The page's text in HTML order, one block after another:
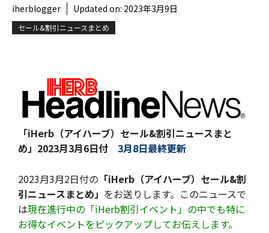
iherblogger Updated on: 2023年3月9日
セール&割引ニュースまとめ
「iHerb（アイハーブ）セール&割引ニュースまと
め」 2023月3月6日付 3月8日最終更新
2023月3月2日付の 「iHerb（アイハーブ）セール&割
引ニュースまとめ」 をお送りします。このニュースで
は現在進行中の「iHerb割引イベント」の中でも特に
お得なイベントをピックアップしてお伝えします。